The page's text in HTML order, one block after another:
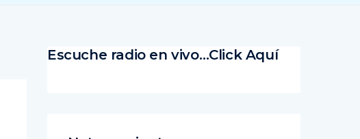
Escuche radio en vivo…Click Aquí